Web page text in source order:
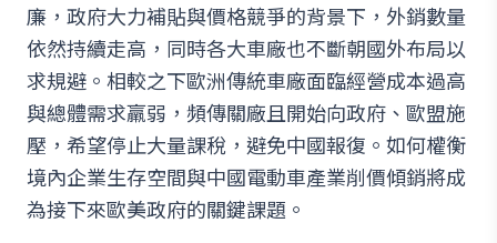
廉，政府大力補貼與價格競爭的背景下，外銷數量
依然持續走高，同時各大車廠也不斷朝國外布局以
求規避。相較之下歐洲傳統車廠面臨經營成本過高
與總體需求羸弱，頻傳關廠且開始向政府、歐盟施
壓，希望停止大量課稅，避免中國報復。如何權衡
境內企業生存空間與中國電動車產業削價傾銷將成
為接下來歐美政府的關鍵課題。